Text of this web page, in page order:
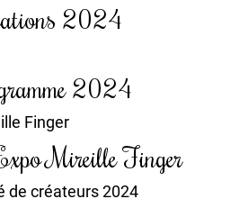
2024
2024
Mireille Finger